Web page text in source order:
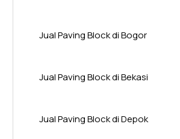
Jual Paving Block di Bogor
Jual Paving Block di Bekasi
Jual Paving Block di Depok